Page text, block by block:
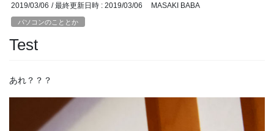
2019/03/06 / 最終更新日時 : 2019/03/06 MASAKI BABA
パソコンのこととか
Test
あれ？？？